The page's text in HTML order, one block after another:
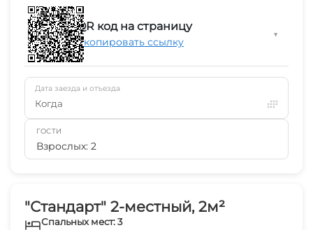
"Стандарт" 2-местный, 2м²
Спальных мест: 3
QR код на страницу
Скопировать ссылку
▼
Дата заезда и отъезда
Когда
ГОСТИ
Взрослых: 2